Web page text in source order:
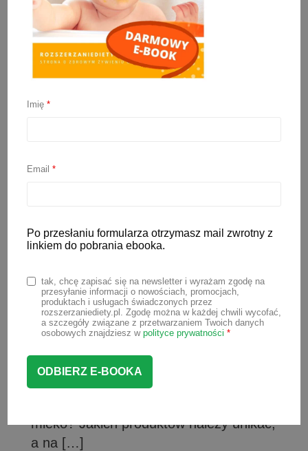
niemowlaka z alergią na
26 sierpnia 2022
na białka mleka krowiego u niemowląt.
Dotyka ona najczęściej małe dzieci,
rozpoczyna się zazwyczaj w 1 r.ż. i trwa
takie oczywiste. Warto jednak podjąć
odpowiednie działania, aby pomóc
mleko? Jakich produktów należy unikać,
a na […]
Imię*
Email*
Po przesłaniu formularza otrzymasz mail zwrotny z
linkiem do pobrania ebooka.
tak, chcę zapisać się na newsletter i wyrażam zgodę na
przesyłanie informacji o nowościach, promocjach,
produktach i usługach świadczonych przez
rozszerzaniediety.pl. Zgodę można w każdej chwili wycofać,
a szczegóły związane z przetwarzaniem Twoich danych
osobowych znajdziesz w polityce prywatności *